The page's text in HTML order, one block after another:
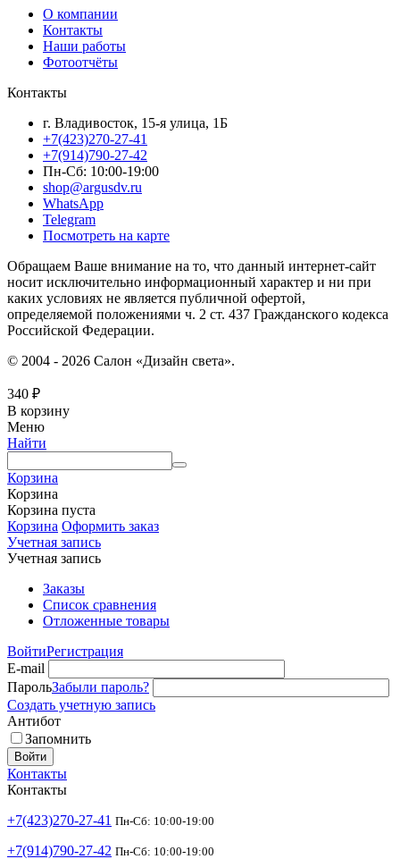
О компании
Контакты
Наши работы
Фотоотчёты
Контакты
г. Владивосток, 15-я улица, 1Б
+7(423)270-27-41
+7(914)790-27-42
Пн-Сб: 10:00-19:00
shop@argusdv.ru
WhatsApp
Telegram
Посмотреть на карте
Обращаем Ваше внимание на то, что данный интернет-сайт
носит исключительно информационный характер и ни при
каких условиях не является публичной офертой,
определяемой положениями ч. 2 ст. 437 Гражданского кодекса
Российской Федерации.
© 2004 - 2026 Салон «Дизайн света».
340 ₽
В корзину
Меню
Найти
Корзина
Корзина
Корзина пуста
Корзина Оформить заказ
Учетная запись
Учетная запись
Заказы
Список сравнения
Отложенные товары
ВойтиРегистрация
E-mail
ПарольЗабыли пароль?
Создать учетную запись
Антибот
Запомнить
Войти
Контакты
Контакты
+7(423)270-27-41 Пн-Сб: 10:00-19:00
+7(914)790-27-42 Пн-Сб: 10:00-19:00